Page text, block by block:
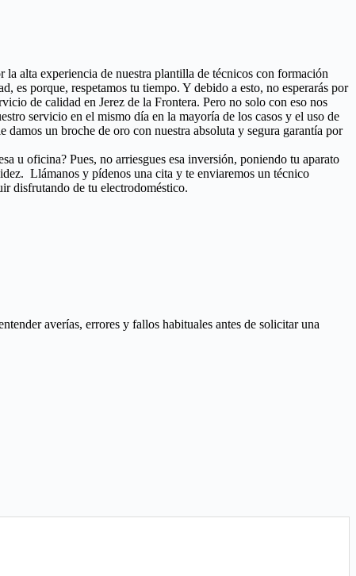
la alta experiencia de nuestra plantilla de técnicos con formación
es porque, respetamos tu tiempo. Y debido a esto, no esperarás por
de calidad en Jerez de la Frontera. Pero no solo con eso nos
servicio en el mismo día en la mayoría de los casos y el uso de
un broche de oro con nuestra absoluta y segura garantía por
u oficina? Pues, no arriesgues esa inversión, poniendo tu aparato
Llámanos y pídenos una cita y te enviaremos un técnico
disfrutando de tu electrodoméstico.
averías, errores y fallos habituales antes de solicitar una